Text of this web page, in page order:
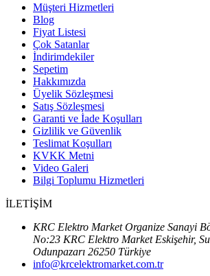
Müşteri Hizmetleri
Blog
Fiyat Listesi
Çok Satanlar
İndirimdekiler
Sepetim
Hakkımızda
Üyelik Sözleşmesi
Satış Sözleşmesi
Garanti ve İade Koşulları
Gizlilik ve Güvenlik
Teslimat Koşulları
KVKK Metni
Video Galeri
Bilgi Toplumu Hizmetleri
İLETİŞİM
KRC Elektro Market Organize Sanayi
No:23 KRC Elektro Market Eskişehir,
Odunpazarı 26250 Türkiye
info@krcelektromarket.com.tr